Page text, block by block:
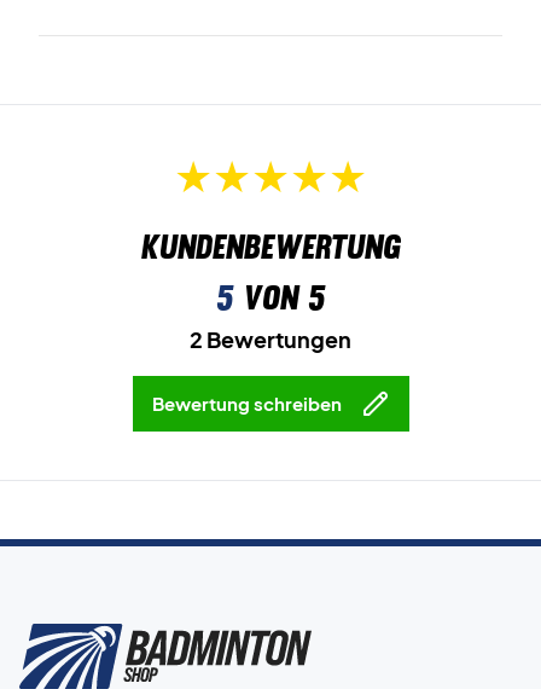
Kundenbewertung
5von 5
2 Bewertungen
Bewertung schreiben